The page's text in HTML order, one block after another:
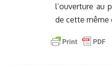
l’ouverture au
de cette même